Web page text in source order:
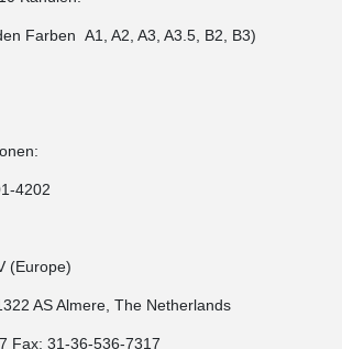
Farben A1, A2, A3, A3.5, B2, B3)
4202
(Europe)
AS Almere, The Netherlands
Fax: 31-36-536-7317